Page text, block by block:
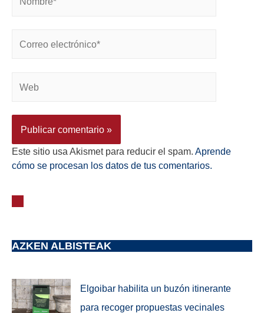
Este sitio usa Akismet para reducir el spam. Aprende
cómo se procesan los datos de tus comentarios.
AZKEN ALBISTEAK
Elgoibar habilita un buzón itinerante
para recoger propuestas vecinales